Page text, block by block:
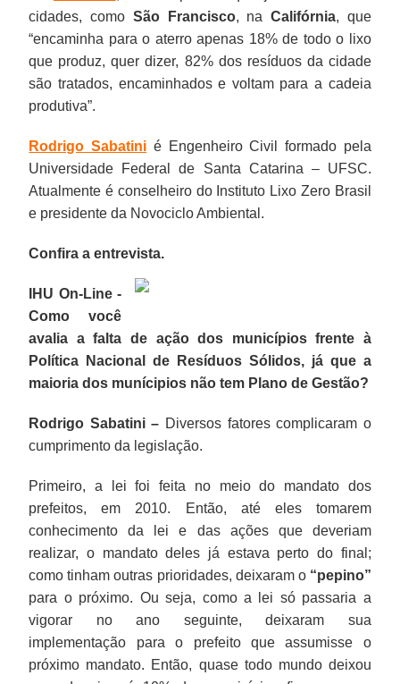
cidades, como São Francisco, na Califórnia, que
“encaminha para o aterro apenas 18% de todo o lixo
que produz, quer dizer, 82% dos resíduos da cidade
são tratados, encaminhados e voltam para a cadeia
produtiva”.
Rodrigo Sabatini é Engenheiro Civil formado pela
Universidade Federal de Santa Catarina – UFSC.
Atualmente é conselheiro do Instituto Lixo Zero Brasil
e presidente da Novociclo Ambiental.
Confira a entrevista.
IHU On-Line -
Como você
avalia a falta de ação dos municípios frente à
Política Nacional de Resíduos Sólidos, já que a
maioria dos munícipios não tem Plano de Gestão?
Rodrigo Sabatini – Diversos fatores complicaram o
cumprimento da legislação.
Primeiro, a lei foi feita no meio do mandato dos
prefeitos, em 2010. Então, até eles tomarem
conhecimento da lei e das ações que deveriam
realizar, o mandato deles já estava perto do final;
como tinham outras prioridades, deixaram o “pepino”
para o próximo. Ou seja, como a lei só passaria a
vigorar no ano seguinte, deixaram sua
implementação para o prefeito que assumisse o
próximo mandato. Então, quase todo mundo deixou